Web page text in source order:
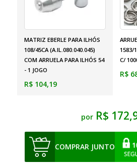
MATRIZ EBERLE PARA ILHÓS
108/45CA (A.IL.080.040.045)
COM ARRUELA PARA ILHÓS 54
- 1 JOGO
R$ 104,19
1583/
C/
R$
por R$
COMPRAR JUNTO